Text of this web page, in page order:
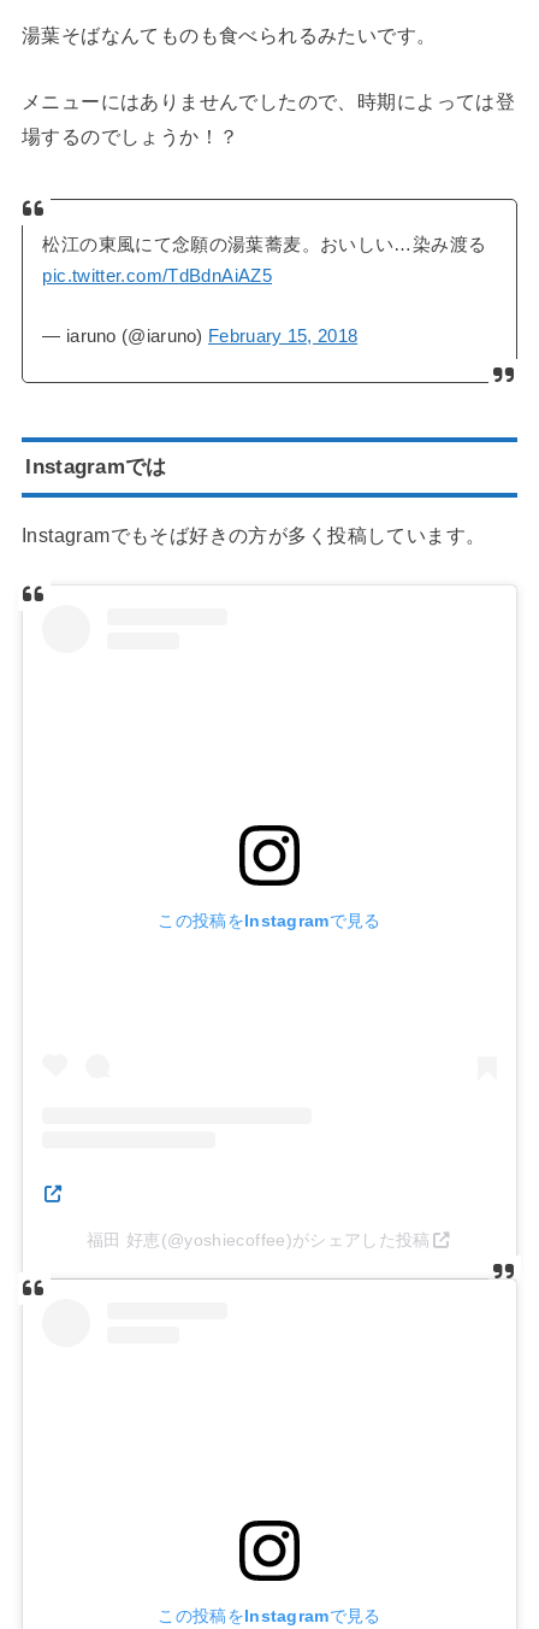
湯葉そばなんてものも食べられるみたいです。
メニューにはありませんでしたので、時期によっては登
場するのでしょうか！？
松江の東風にて念願の湯葉蕎麦。おいしい…染み渡る
pic.twitter.com/TdBdnAiAZ5
— iaruno (@iaruno) February 15, 2018
Instagramでは
Instagramでもそば好きの方が多く投稿しています。
この投稿をInstagramで見る
福田 好恵(@yoshiecoffee)がシェアした投稿
この投稿をInstagramで見る